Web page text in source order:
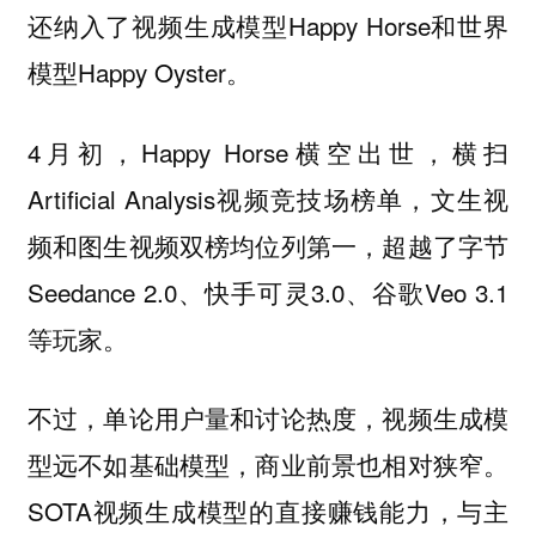
还纳入了视频生成模型Happy Horse和世界
模型Happy Oyster。
4月初，Happy Horse横空出世，横扫
Artificial Analysis视频竞技场榜单，文生视
频和图生视频双榜均位列第一，超越了字节
Seedance 2.0、快手可灵3.0、谷歌Veo 3.1
等玩家。
不过，单论用户量和讨论热度，视频生成模
型远不如基础模型，商业前景也相对狭窄。
SOTA视频生成模型的直接赚钱能力，与主